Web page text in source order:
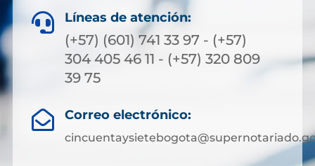
 Líneas de atención:
(+57) (601) 741 33 97 - (+57)
304 405 46 11 - (+57) 320 809
39 75
 Correo electrónico: